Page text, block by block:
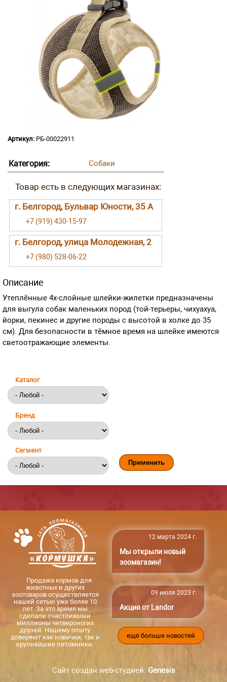
Артикул: РБ-00022911
Категория: Собаки
г. Белгород, Бульвар Юности, 35 А
+7 (919) 430-15-97
г. Белгород, улица Молодежная, 2
+7 (980) 528-06-22
Описание
Утеплённые 4х-слойные шлейки-жилетки предназначены
для выгула собак маленьких пород (той-терьеры, чихуахуа,
йорки, пекинес и другие породы с высотой в холке до 35
см). Для безопасности в тёмное время на шлейке имеются
светоотражающие элементы.
Каталог
Бренд
Сегмент
Продажа кормов для
животных и других
зоотоваров осуществляется
нашей сетью уже более 10
лет. За это время мы
сделали счастливыми
миллионы четвероногих
друзей. Нашему опыту
доверяют как новички, так и
крупнейшие питомники.
12 марта 2024 г.
Мы открыли новый
зоомагазин!
09 июля 2023 г.
Акция от Landor
ещё больше новостей
Сайт создан web-студией: Genesis